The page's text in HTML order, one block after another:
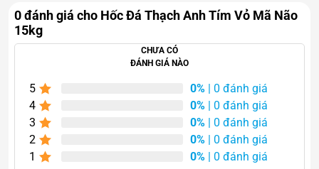
0 đánh giá cho Hốc Đá Thạch Anh Tím Vỏ Mã Não
15kg
CHƯA CÓ
ĐÁNH GIÁ NÀO
5 0% | 0 đánh giá
4
0% | 0 đánh giá
3
0% | 0 đánh giá
2
0% | 0 đánh giá
1
0% | 0 đánh giá